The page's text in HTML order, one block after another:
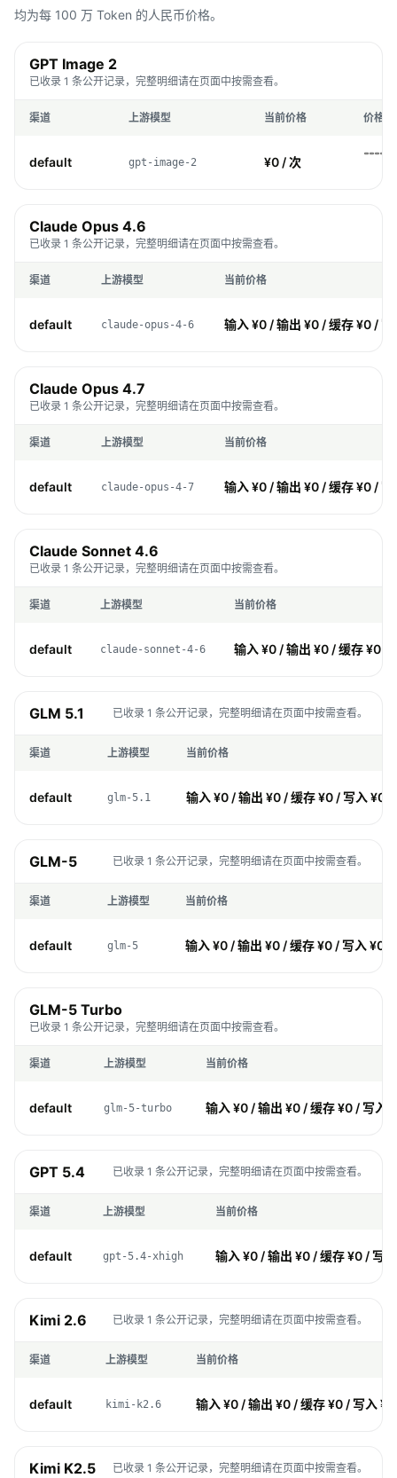
均为每 100 万 Token 的人民币价格。
GPT Image 2
已收录 1 条公开记录，完整明细请在页面中按需查看。
渠道 上游模型 当前价格 价格
default gpt-image-2 ¥0 / 次
Claude Opus 4.6
已收录 1 条公开记录，完整明细请在页面中按需查看。
渠道 上游模型 当前价格
default claude-opus-4-6 输入 ¥0 / 输出 ¥0 / 缓存 ¥0 / 写
Claude Opus 4.7
已收录 1 条公开记录，完整明细请在页面中按需查看。
渠道 上游模型 当前价格
default claude-opus-4-7 输入 ¥0 / 输出 ¥0 / 缓存 ¥0 / 写
Claude Sonnet 4.6
已收录 1 条公开记录，完整明细请在页面中按需查看。
渠道 上游模型 当前价格
default claude-sonnet-4-6 输入 ¥0 / 输出 ¥0 / 缓存 ¥0 /
GLM 5.1 已收录 1 条公开记录，完整明细请在页面中按需查看。
渠道 上游模型 当前价格
default glm-5.1 输入 ¥0 / 输出 ¥0 / 缓存 ¥0 / 写入 ¥0
GLM-5 已收录 1 条公开记录，完整明细请在页面中按需查看。
渠道 上游模型 当前价格
default glm-5 输入 ¥0 / 输出 ¥0 / 缓存 ¥0 / 写入 ¥0
GLM-5 Turbo
已收录 1 条公开记录，完整明细请在页面中按需查看。
渠道 上游模型 当前价格
default glm-5-turbo 输入 ¥0 / 输出 ¥0 / 缓存 ¥0 / 写入
GPT 5.4 已收录 1 条公开记录，完整明细请在页面中按需查看。
渠道 上游模型 当前价格
default gpt-5.4-xhigh 输入 ¥0 / 输出 ¥0 / 缓存 ¥0 / 写
Kimi 2.6 已收录 1 条公开记录，完整明细请在页面中按需查看。
渠道 上游模型 当前价格
default kimi-k2.6 输入 ¥0 / 输出 ¥0 / 缓存 ¥0 / 写入 ¥0
Kimi K2.5 已收录 1 条公开记录，完整明细请在页面中按需查看。